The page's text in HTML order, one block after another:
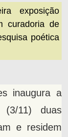
exposição
curadoria de
poética
inaugura a
(3/11) duas
e residem